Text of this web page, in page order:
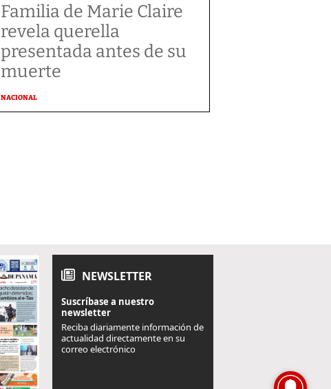
Familia de Marie Claire
revela querella
presentada antes de su
muerte
NACIONAL
NEWSLETTER
Suscríbase a nuestro
newsletter
Reciba diariamente información de
actualidad directamente en su
correo electrónico